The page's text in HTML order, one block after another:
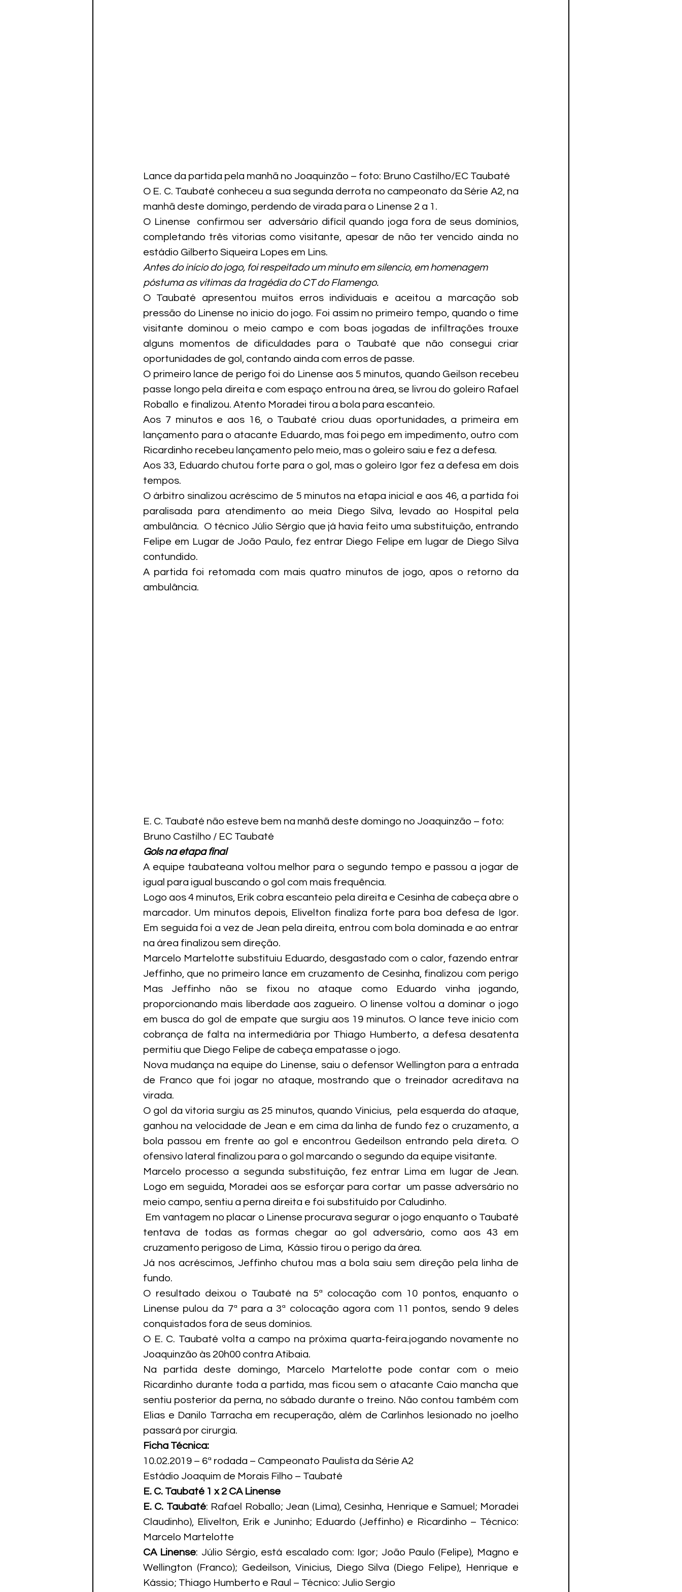
Lance da partida pela manhã no Joaquinzão – foto: Bruno Castilho/EC Taubaté
O E. C. Taubaté conheceu a sua segunda derrota no campeonato da Série A2, na
manhã deste domingo, perdendo de virada para o Linense 2 a 1.
O Linense  confirmou ser  adversário difícil quando joga fora de seus domínios,
completando três vitorias como visitante, apesar de não ter vencido ainda no
estádio Gilberto Siqueira Lopes em Lins.
Antes do início do jogo, foi respeitado um minuto em silencio, em homenagem
póstuma as vitimas da tragédia do CT do Flamengo.
O Taubaté apresentou muitos erros individuais e aceitou a marcação sob
pressão do Linense no inicio do jogo. Foi assim no primeiro tempo, quando o time
visitante dominou o meio campo e com boas jogadas de infiltrações trouxe
alguns momentos de dificuldades para o Taubaté que não consegui criar
oportunidades de gol, contando ainda com erros de passe.
O primeiro lance de perigo foi do Linense aos 5 minutos, quando Geilson recebeu
passe longo pela direita e com espaço entrou na área, se livrou do goleiro Rafael
Roballo  e finalizou. Atento Moradei tirou a bola para escanteio.
Aos 7 minutos e aos 16, o Taubaté criou duas oportunidades, a primeira em
lançamento para o atacante Eduardo, mas foi pego em impedimento, outro com
Ricardinho recebeu lançamento pelo meio, mas o goleiro saiu e fez a defesa.
Aos 33, Eduardo chutou forte para o gol, mas o goleiro Igor fez a defesa em dois
tempos.
O árbitro sinalizou acréscimo de 5 minutos na etapa inicial e aos 46, a partida foi
paralisada para atendimento ao meia Diego Silva, levado ao Hospital pela
ambulância.  O técnico Júlio Sérgio que já havia feito uma substituição, entrando
Felipe em Lugar de João Paulo, fez entrar Diego Felipe em lugar de Diego Silva
contundido.
A partida foi retomada com mais quatro minutos de jogo, apos o retorno da
ambulância.
E. C. Taubaté não esteve bem na manhã deste domingo no Joaquinzão – foto:
Bruno Castilho / EC Taubaté
Gols na etapa final
A equipe taubateana voltou melhor para o segundo tempo e passou a jogar de
igual para igual buscando o gol com mais frequência.
Logo aos 4 minutos, Erik cobra escanteio pela direita e Cesinha de cabeça abre o
marcador. Um minutos depois, Elivelton finaliza forte para boa defesa de Igor.
Em seguida foi a vez de Jean pela direita, entrou com bola dominada e ao entrar
na área finalizou sem direção.
Marcelo Martelotte substituiu Eduardo, desgastado com o calor, fazendo entrar
Jeffinho, que no primeiro lance em cruzamento de Cesinha, finalizou com perigo
Mas Jeffinho não se fixou no ataque como Eduardo vinha jogando,
proporcionando mais liberdade aos zagueiro. O linense voltou a dominar o jogo
em busca do gol de empate que surgiu aos 19 minutos. O lance teve inicio com
cobrança de falta na intermediária por Thiago Humberto, a defesa desatenta
permitiu que Diego Felipe de cabeça empatasse o jogo.
Nova mudança na equipe do Linense, saiu o defensor Wellington para a entrada
de Franco que foi jogar no ataque, mostrando que o treinador acreditava na
virada.
O gol da vitoria surgiu as 25 minutos, quando Vinicius,  pela esquerda do ataque,
ganhou na velocidade de Jean e em cima da linha de fundo fez o cruzamento, a
bola passou em frente ao gol e encontrou Gedeilson entrando pela direta. O
ofensivo lateral finalizou para o gol marcando o segundo da equipe visitante.
Marcelo processo a segunda substituição, fez entrar Lima em lugar de Jean.
Logo em seguida, Moradei aos se esforçar para cortar  um passe adversário no
meio campo, sentiu a perna direita e foi substituído por Caludinho.
Em vantagem no placar o Linense procurava segurar o jogo enquanto o Taubaté
tentava de todas as formas chegar ao gol adversário, como aos 43 em
cruzamento perigoso de Lima,  Kássio tirou o perigo da área.
Já nos acréscimos, Jeffinho chutou mas a bola saiu sem direção pela linha de
fundo.
O resultado deixou o Taubaté na 5ª colocação com 10 pontos, enquanto o
Linense pulou da 7ª para a 3ª colocação agora com 11 pontos, sendo 9 deles
conquistados fora de seus domínios.
O E. C. Taubaté volta a campo na próxima quarta-feira.jogando novamente no
Joaquinzão às 20h00 contra Atibaia.
Na partida deste domingo, Marcelo Martelotte pode contar com o meio
Ricardinho durante toda a partida, mas ficou sem o atacante Caio mancha que
sentiu posterior da perna, no sábado durante o treino. Não contou também com
Elias e Danilo Tarracha em recuperação, além de Carlinhos lesionado no joelho
passará por cirurgia.
Ficha Técnica:
10.02.2019 – 6ª rodada – Campeonato Paulista da Série A2
Estádio Joaquim de Morais Filho – Taubaté
E. C. Taubaté 1 x 2 CA Linense
E. C. Taubaté: Rafael Roballo; Jean (Lima), Cesinha, Henrique e Samuel; Moradei
Claudinho), Elivelton, Erik e Juninho; Eduardo (Jeffinho) e Ricardinho – Técnico:
Marcelo Martelotte
CA Linense: Júlio Sérgio, está escalado com: Igor; João Paulo (Felipe), Magno e
Wellington (Franco); Gedeilson, Vinicius, Diego Silva (Diego Felipe), Henrique e
Kássio; Thiago Humberto e Raul – Técnico: Julio Sergio